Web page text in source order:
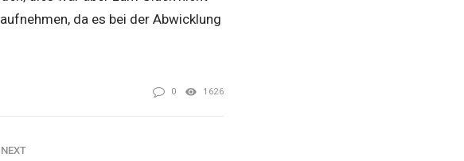
da es bei der Abwicklung
0 1626
NEXT